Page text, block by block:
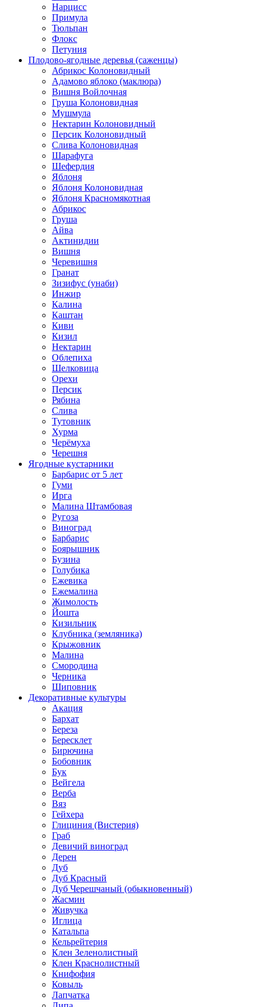
Нарцисс
Примула
Тюльпан
Флокс
Петуния
Плодово-ягодные деревья (саженцы)
Абрикос Колоновидный
Адамово яблоко (маклюра)
Вишня Войлочная
Груша Колоновидная
Мушмула
Нектарин Колоновидный
Персик Колоновидный
Слива Колоновидная
Шарафуга
Шефердия
Яблоня
Яблоня Колоновидная
Яблоня Красномякотная
Абрикос
Груша
Айва
Актинидии
Вишня
Черевишня
Гранат
Зизифус (унаби)
Инжир
Калина
Каштан
Киви
Кизил
Нектарин
Облепиха
Шелковица
Орехи
Персик
Рябина
Слива
Тутовник
Хурма
Черёмуха
Черешня
Ягодные кустарники
Барбарис от 5 лет
Гуми
Ирга
Малина Штамбовая
Ругоза
Виноград
Барбарис
Боярышник
Бузина
Голубика
Ежевика
Ежемалина
Жимолость
Йошта
Кизильник
Клубника (земляника)
Крыжовник
Малина
Смородина
Черника
Шиповник
Декоративные культуры
Акация
Бархат
Береза
Бересклет
Бирючина
Бобовник
Бук
Вейгела
Верба
Вяз
Гейхера
Глициния (Вистерия)
Граб
Девичий виноград
Дерен
Дуб
Дуб Красный
Дуб Черешчаный (обыкновенный)
Жасмин
Живучка
Иглица
Катальпа
Кельрейтерия
Клен Зеленолистный
Клен Краснолистный
Книфофия
Ковыль
Лапчатка